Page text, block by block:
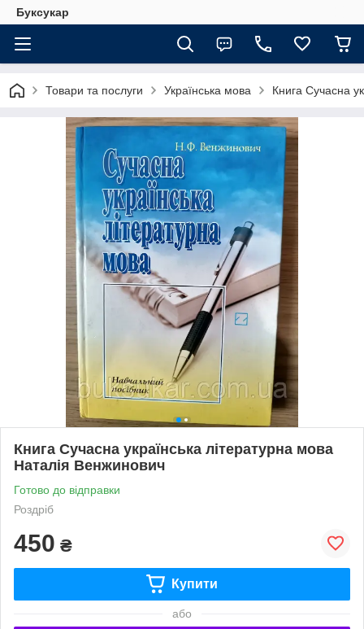
Буксукар
Товари та послуги Українська мова Книга Сучасна
Книга Сучасна українська літературна мова
Наталія Венжинович
Готово до відправки
Роздріб
450 ₴
Купити
або